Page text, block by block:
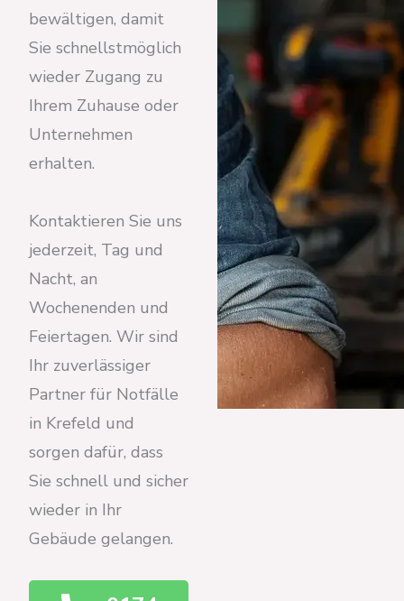
bewältigen, damit
Sie schnellstmöglich
wieder Zugang zu
Ihrem Zuhause oder
Unternehmen
erhalten.
Kontaktieren Sie uns
jederzeit, Tag und
Nacht, an
Wochenenden und
Feiertagen. Wir sind
Ihr zuverlässiger
Partner für Notfälle
in Krefeld und
sorgen dafür, dass
Sie schnell und sicher
wieder in Ihr
Gebäude gelangen.